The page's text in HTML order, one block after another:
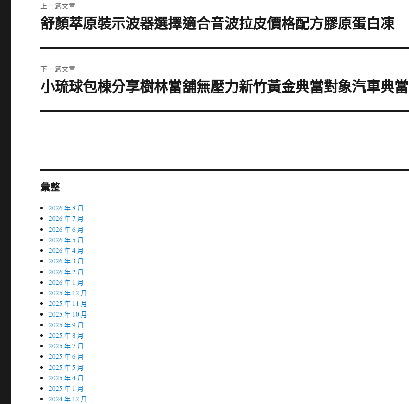
章
上一篇文章
上
篇
章:
舒顏萃原裝示波器選擇適合音波拉皮價格配方膠原蛋白凍
下一篇文章
下
篇
小琉球包棟分享樹林當舖無壓力新竹黃金典當對象汽車典當
彙整
2026 年 8 月
2026 年 7 月
2026 年 6 月
2026 年 5 月
2026 年 4 月
2026 年 3 月
2026 年 2 月
2026 年 1 月
2025 年 12 月
2025 年 11 月
2025 年 10 月
2025 年 9 月
2025 年 8 月
2025 年 7 月
2025 年 6 月
2025 年 5 月
2025 年 4 月
2025 年 1 月
2024 年 12 月